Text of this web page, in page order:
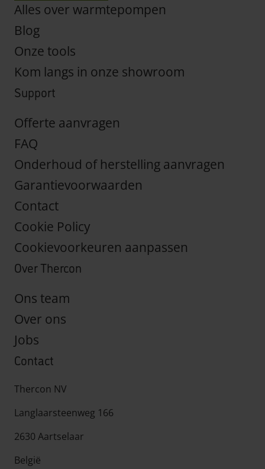
Alles over warmtepompen
Blog
Onze tools
Kom langs in onze showroom
Support
Offerte aanvragen
FAQ
Onderhoud of herstelling aanvragen
Garantievoorwaarden
Contact
Cookie Policy
Cookievoorkeuren aanpassen
Over Thercon
Ons team
Over ons
Jobs
Contact
Thercon NV
Langlaarsteenweg 166
2630 Aartselaar
België